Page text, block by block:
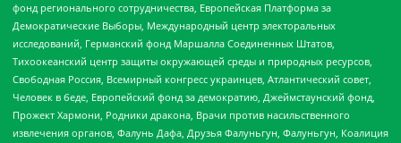
фонд регионального сотрудничества, Европейская Платформа за
Демократические Выборы, Международный центр электоральных
исследований, Германский фонд Маршалла Соединенных Штатов,
Тихоокеанский центр защиты окружающей среды и природных ресурсов,
Свободная Россия, Всемирный конгресс украинцев, Атлантический совет,
Человек в беде, Европейский фонд за демократию, Джеймстаунский фонд,
Прожект Хармони, Родники дракона, Врачи против насильственного
извлечения органов, Фалунь Дафа, Друзья Фалуньгун, Фалуньгун, Коалиция